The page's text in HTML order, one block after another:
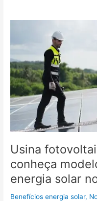
Usina
conheça
energia solar
Benefícios energia solar,
municipal:
conheça
modelos
de
sucesso
em
energia
solar
no
Rio
de
Janeiro